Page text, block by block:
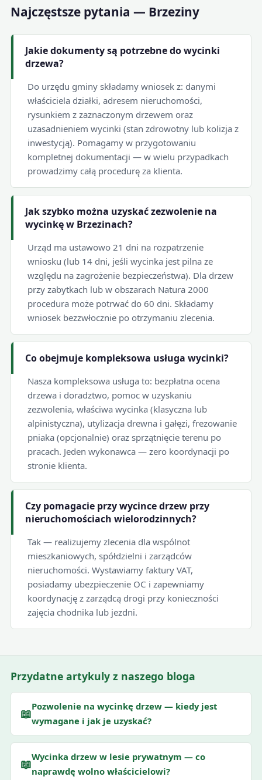
Najczęstsze pytania — Brzeziny
Jakie dokumenty są potrzebne do wycinki
drzewa?
Do urzędu gminy składamy wniosek z: danymi
właściciela działki, adresem nieruchomości,
rysunkiem z zaznaczonym drzewem oraz
uzasadnieniem wycinki (stan zdrowotny lub kolizja z
inwestycją). Pomagamy w przygotowaniu
kompletnej dokumentacji — w wielu przypadkach
prowadzimy całą procedurę za klienta.
Jak szybko można uzyskać zezwolenie na
wycinkę w Brzezinach?
Urząd ma ustawowo 21 dni na rozpatrzenie
wniosku (lub 14 dni, jeśli wycinka jest pilna ze
względu na zagrożenie bezpieczeństwa). Dla drzew
przy zabytkach lub w obszarach Natura 2000
procedura może potrwać do 60 dni. Składamy
wniosek bezzwłocznie po otrzymaniu zlecenia.
Co obejmuje kompleksowa usługa wycinki?
Nasza kompleksowa usługa to: bezpłatna ocena
drzewa i doradztwo, pomoc w uzyskaniu
zezwolenia, właściwa wycinka (klasyczna lub
alpinistyczna), utylizacja drewna i gałęzi, frezowanie
pniaka (opcjonalnie) oraz sprzątnięcie terenu po
pracach. Jeden wykonawca — zero koordynacji po
stronie klienta.
Czy pomagacie przy wycince drzew przy
nieruchomościach wielorodzinnych?
Tak — realizujemy zlecenia dla wspólnot
mieszkaniowych, spółdzielni i zarządców
nieruchomości. Wystawiamy faktury VAT,
posiadamy ubezpieczenie OC i zapewniamy
koordynację z zarządcą drogi przy konieczności
zajęcia chodnika lub jezdni.
Przydatne artykuly z naszego bloga
📖Pozwolenie na wycinkę drzew — kiedy jest
wymagane i jak je uzyskać?
📖Wycinka drzew w lesie prywatnym — co
naprawdę wolno właścicielowi?